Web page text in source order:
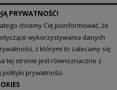
PRYWATNOŚĆ!
chcemy Cię poinformować, że
wykorzystywania danych
z którymi to zalecamy się
tej stronie jest równoznaczne z
polityki prywatności.